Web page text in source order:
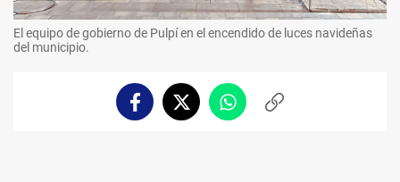
El equipo de gobierno de Pulpí en el encendido de luces navideñas
del municipio.
FacebookTwitterWhatsappCopiar